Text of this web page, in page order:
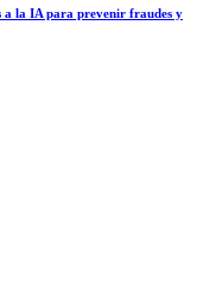
a la IA para prevenir fraudes y